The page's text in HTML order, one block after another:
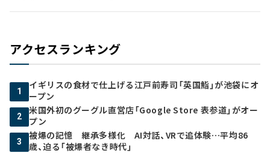
アクセスランキング
1
イギリスの食材で仕上げる江戸前寿司「英国鮨」が池袋にオ
ープン
2
米国外初のグーグル直営店「Google Store 表参道」がオー
プン
3
被爆の記憶 継承多様化 AI対話、VRで追体験…平均86
歳、迫る「被爆者なき時代」